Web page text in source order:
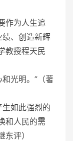
作为人生追
、创造新辉
教授程天民
光明。”（著
如此强烈的
和人民的需
评）